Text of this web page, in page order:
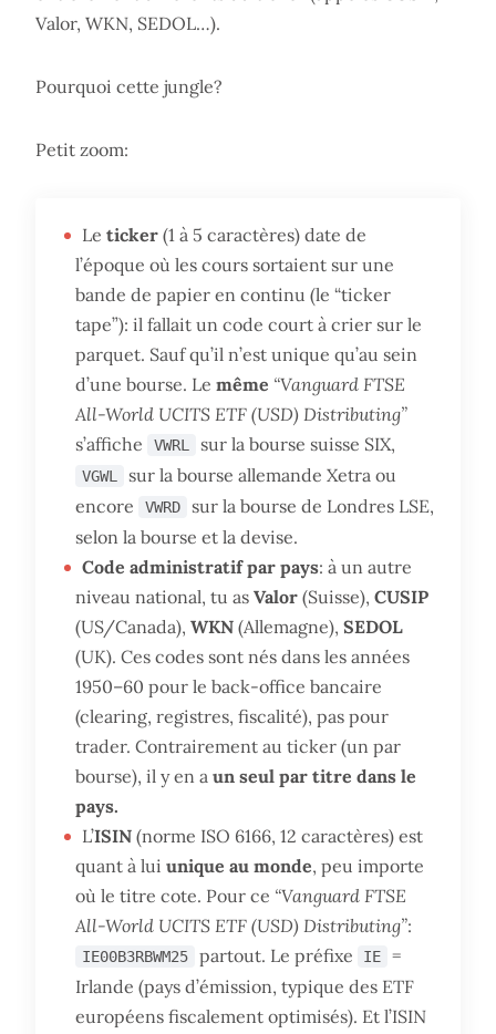
Valor, WKN, SEDOL…).
Pourquoi cette jungle?
Petit zoom:
Le ticker (1 à 5 caractères) date de
l’époque où les cours sortaient sur une
bande de papier en continu (le “ticker
tape”): il fallait un code court à crier sur le
parquet. Sauf qu’il n’est unique qu’au sein
d’une bourse. Le même “Vanguard FTSE
All-World UCITS ETF (USD) Distributing”
s’affiche
VWRL sur la bourse suisse SIX,
VGWL
sur la bourse allemande Xetra ou
encore
VWRD
sur la bourse de Londres LSE,
selon la bourse et la devise.
Code administratif par pays: à un autre
niveau national, tu as Valor (Suisse), CUSIP
(US/Canada), WKN (Allemagne), SEDOL
(UK). Ces codes sont nés dans les années
1950–60 pour le back-office bancaire
(clearing, registres, fiscalité), pas pour
trader. Contrairement au ticker (un par
bourse), il y en a un seul par titre dans le
pays.
L’ISIN (norme ISO 6166, 12 caractères) est
quant à lui unique au monde, peu importe
où le titre cote. Pour ce “Vanguard FTSE
All-World UCITS ETF (USD) Distributing”:
IE00B3RBWM25 partout. Le préfixe IE
=
Irlande (pays d’émission, typique des ETF
européens fiscalement optimisés). Et l’ISIN